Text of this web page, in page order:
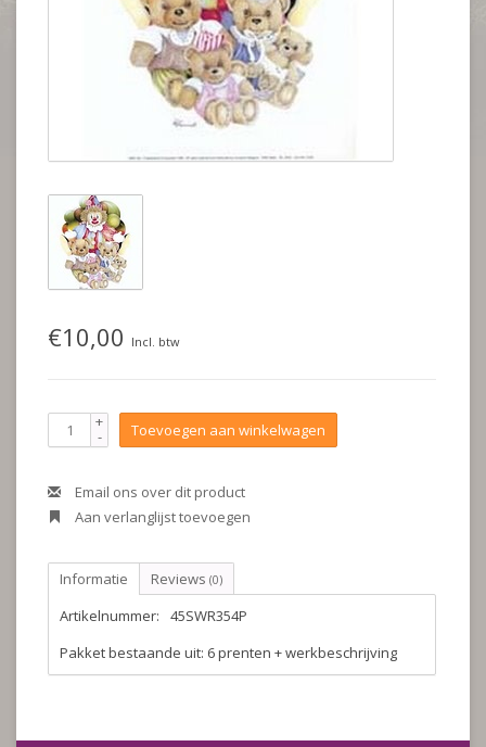
€10,00 Incl. btw
+
- Toevoegen aan winkelwagen
Email ons over dit product
Aan verlanglijst toevoegen
Informatie Reviews (0)
Artikelnummer:
45SWR354P
Pakket bestaande uit: 6 prenten + werkbeschrijving